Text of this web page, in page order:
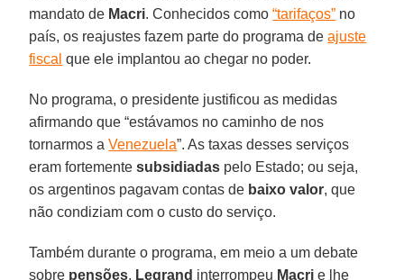
mandato de Macri. Conhecidos como“tarifaços” no
país, os reajustes fazem parte do programa deajuste
fiscal que ele implantou ao chegar no poder.
No programa, o presidente justificou as medidas
afirmando que “estávamos no caminho de nos
tornarmos aVenezuela”. As taxas desses serviços
eram fortementesubsidiadas pelo Estado; ou seja,
os argentinos pagavam contas de baixo valor, que
não condiziam com o custo do serviço.
Também durante o programa, em meio a um debate
sobre pensões, Legrand interrompeu Macri e lhe